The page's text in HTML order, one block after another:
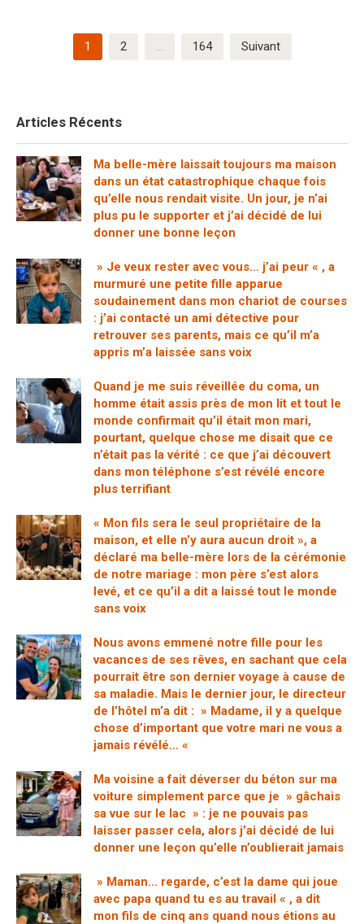
1 2 … 164 Suivant
Articles Récents
Ma belle-mère laissait toujours ma maison
dans un état catastrophique chaque fois
qu’elle nous rendait visite. Un jour, je n’ai
plus pu le supporter et j’ai décidé de lui
donner une bonne leçon
» Je veux rester avec vous… j’ai peur « , a
murmuré une petite fille apparue
soudainement dans mon chariot de courses
: j’ai contacté un ami détective pour
retrouver ses parents, mais ce qu’il m’a
appris m’a laissée sans voix
Quand je me suis réveillée du coma, un
homme était assis près de mon lit et tout le
monde confirmait qu’il était mon mari,
pourtant, quelque chose me disait que ce
n’était pas la vérité : ce que j’ai découvert
dans mon téléphone s’est révélé encore
plus terrifiant
« Mon fils sera le seul propriétaire de la
maison, et elle n’y aura aucun droit », a
déclaré ma belle-mère lors de la cérémonie
de notre mariage : mon père s’est alors
levé, et ce qu’il a dit a laissé tout le monde
sans voix
Nous avons emmené notre fille pour les
vacances de ses rêves, en sachant que cela
pourrait être son dernier voyage à cause de
sa maladie. Mais le dernier jour, le directeur
de l’hôtel m’a dit : » Madame, il y a quelque
chose d’important que votre mari ne vous a
jamais révélé… «
Ma voisine a fait déverser du béton sur ma
voiture simplement parce que je » gâchais
sa vue sur le lac » : je ne pouvais pas
laisser passer cela, alors j’ai décidé de lui
donner une leçon qu’elle n’oublierait jamais
» Maman… regarde, c’est la dame qui joue
avec papa quand tu es au travail « , a dit
mon fils de cinq ans quand nous étions au